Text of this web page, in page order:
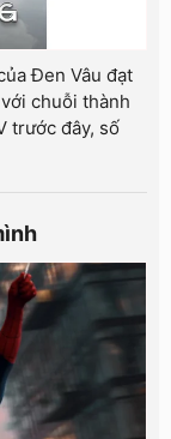
Đen Vâu đạt
chuỗi thành
trước đây, số